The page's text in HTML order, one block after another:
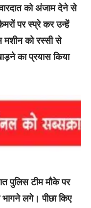
को अंजाम देने से
पर स्प्रे कर उन्हें
मशीन को रस्सी से
का प्रयास किया
पुलिस टीम मौके पर
लगे। पीछा किए